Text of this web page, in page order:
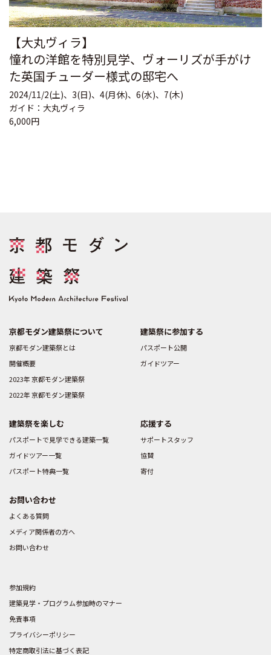
【大丸ヴィラ】
憧れの洋館を特別見学、ヴォーリズが手がけ
た英国チューダー様式の邸宅へ
2024/11/2(土)、3(日)、4(月休)、6(水)、7(木)
ガイド：大丸ヴィラ
6,000円
京都モダン建築祭について
京都モダン建築祭とは
開催概要
2023年 京都モダン建築祭
2022年 京都モダン建築祭
建築祭に参加する
パスポート公開
ガイドツアー
建築祭を楽しむ
パスポートで見学できる建築一覧
ガイドツアー一覧
パスポート特典一覧
応援する
サポートスタッフ
協賛
寄付
お問い合わせ
よくある質問
メディア関係者の方へ
お問い合わせ
参加規約
建築見学・プログラム参加時のマナー
免責事項
プライバシーポリシー
特定商取引法に基づく表記